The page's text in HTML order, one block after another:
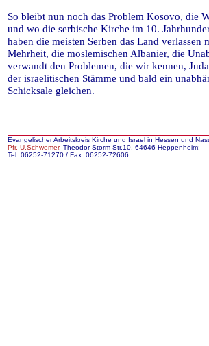
So bleibt nun noch das Problem Kosovo, die
und wo die serbische Kirche im 10.
haben die meisten Serben das Land verlassen
Mehrheit, die moslemischen Albanier, die
verwandt den Problemen, die wir kennen,
der israelitischen Stämme und bald ein
Schicksale gleichen.
Evangelischer Arbeitskreis Kirche und Israel in Hessen und
Pfr. U.Schwemer, Theodor-Storm Str.10, 64646 Heppenheim;
Tel: 06252-71270 / Fax: 06252-72606